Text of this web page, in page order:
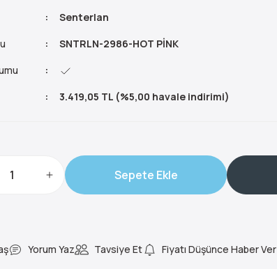
Senterlan
SNTRLN-2986-HOT PİNK
3.419,05 TL (%5,00 havale indirimi)
Sepete Ekle
Yorum Yaz Tavsiye Et Fiyatı Düşünce Haber Ver